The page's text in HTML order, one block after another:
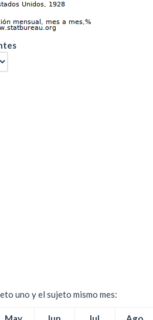
uno y el sujeto mismo mes: